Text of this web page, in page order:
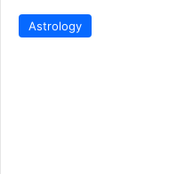
Astrology